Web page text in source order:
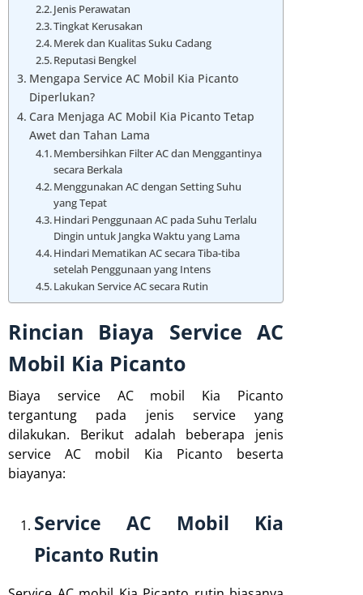
Jenis Perawatan
Tingkat Kerusakan
Merek dan Kualitas Suku Cadang
Reputasi Bengkel
Mengapa Service AC Mobil Kia Picanto
Diperlukan?
Cara Menjaga AC Mobil Kia Picanto Tetap
Awet dan Tahan Lama
Membersihkan Filter AC dan Menggantinya
secara Berkala
Menggunakan AC dengan Setting Suhu
yang Tepat
Hindari Penggunaan AC pada Suhu Terlalu
Dingin untuk Jangka Waktu yang Lama
Hindari Mematikan AC secara Tiba-tiba
setelah Penggunaan yang Intens
Lakukan Service AC secara Rutin
Rincian Biaya Service AC
Mobil Kia Picanto
Biaya service AC mobil Kia Picanto
tergantung pada jenis service yang
dilakukan. Berikut adalah beberapa jenis
service AC mobil Kia Picanto beserta
biayanya:
Service AC Mobil Kia
Picanto Rutin